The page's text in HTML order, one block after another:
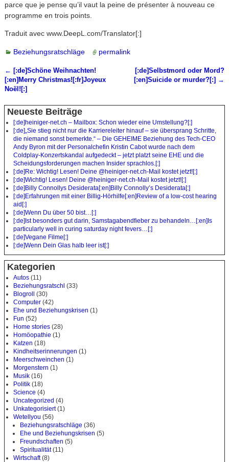
parce que je pense qu’il vaut la peine de présenter à nouveau ce
programme en trois points.
Traduit avec www.DeepL.com/Translator[:]
Beziehungsratschläge permalink
Artikelnavigation
← [:de]Schöne Weihnachten!
[:en]Merry Christmas![:fr]Joyeux
Noël![:]
[:de]Selbstmord oder Mord?
[:en]Suicide or murder?[:] →
Neueste Beiträge
[:de]heiniger-net.ch – Mailbox: Schon wieder eine Umstellung?[:]
[:de]„Sie stieg nicht nur die Karriereleiter hinauf – sie übersprang Schritte,
die niemand sonst bemerkte.“ – Die GEHEIME Beziehung des Tech-CEO
Andy Byron mit der Personalchefin Kristin Cabot wurde nach dem
Coldplay-Konzertskandal aufgedeckt – jetzt platzt seine EHE und die
Scheidungsforderungen machen Insider sprachlos.[:]
[:de]Re: Wichtig! Lesen! Deine @heiniger-net.ch-Mail kostet jetzt![:]
[:de]Wichtig! Lesen! Deine @heiniger-net.ch-Mail kostet jetzt![:]
[:de]Billy Connollys Desiderata[:en]Billy Connolly’s Desiderata[:]
[:de]Erfahrungen mit einer Billig-Hörhilfe[:en]Review of a low-cost hearing
aid[:]
[:de]Wenn Du über 50 bist…[:]
[:de]Ist besonders gut darin, Samstagabendfieber zu behandeln…[:en]Is
particularly well in curing saturday night fevers…[:]
[:de]Vegane Filme[:]
[:de]Wenn Dein Glas halb leer ist[:]
Kategorien
Autos (11)
Beziehungsratschl (33)
Blogroll
(30)
Computer (42)
Ehe und Beziehungskrisen (1)
Fun (52)
Home stories (28)
Homöopathie (1)
Katzen (18)
Kindheitserinnerungen (1)
Meerschweinchen (1)
Morgenstern (1)
Musik (16)
Politik (18)
Science (4)
Uncategorized (4)
Unkategorisiert(1)
Wetellyou (56)
Beziehungsratschläge (36)
Ehe und Beziehungskrisen (5)
Freundschaften (5)
Spiritualität(11)
Wirtschaft(8)